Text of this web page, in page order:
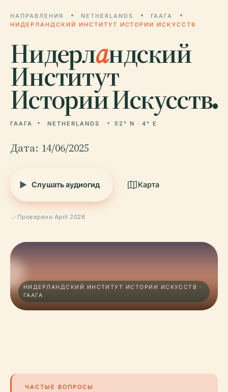
НАПРАВЛЕНИЯ NETHERLANDS
ГААГА
НИДЕРЛАНДСКИЙ ИНСТИТУТ ИСТОРИИ ИСКУССТВ
Нидерландский
Институт
Истории Искусств.
ГААГА NETHERLANDS 52° N · 4° E
Дата: 14/06/2025
Слушать аудиогид Карта
Проверено April 2026
НИДЕРЛАНДСКИЙ ИНСТИТУТ ИСТОРИИ ИСКУССТВ ·
ГААГА
ЧАСТЫЕ ВОПРОСЫ